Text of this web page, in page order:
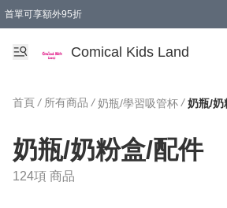
首單可享額外95折
Comical Kids Land
首頁 / 所有商品 / 奶瓶/學習吸管杯 / 奶瓶/奶
奶瓶/奶粉盒/配件
124項 商品